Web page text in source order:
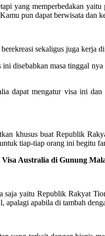
yang memperbedakan
pun dapat berwisata dan
sekaligus juga
disebabkan masa tinggal
dapat mengatur visa ini
khusus buat Republik
tiap-tiap orang ini begitu
Australia di Gunung
yaitu Republik Rakyat
apabila di tambah